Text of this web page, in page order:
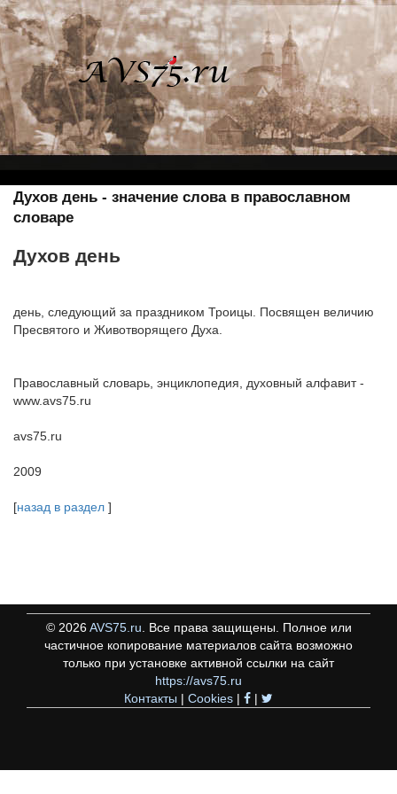
Духов день - значение слова в православном
словаре
Духов день
день, следующий за праздником Троицы. Посвящен величию
Пресвятого и Животворящего Духа.
Православный словарь, энциклопедия, духовный алфавит -
www.avs75.ru
avs75.ru
2009
[назад в раздел ]
© 2026 AVS75.ru . Все права защищены. Полное или
частичное копирование материалов сайта возможно
только при установке активной ссылки на сайт
https://avs75.ru
Контакты | Cookies | |